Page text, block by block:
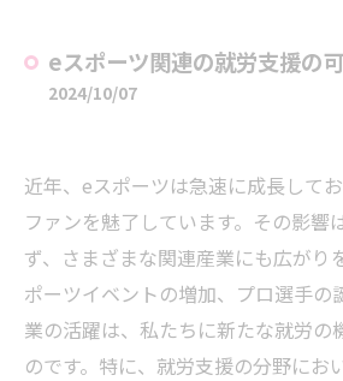
eスポーツ関連の就労支援の
2024/10/07
近年、eスポーツは急速に成長して
ファンを魅了しています。その影響
ず、さまざまな関連産業にも広がり
ポーツイベントの増加、プロ選手の
業の活躍は、私たちに新たな就労の
のです。特に、就労支援の分野にお